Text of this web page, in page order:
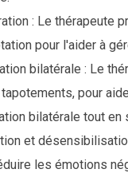
: Le thérapeute
pour l'aider à
bilatérale : Le
pour
bilatérale tout en
et
les émotions